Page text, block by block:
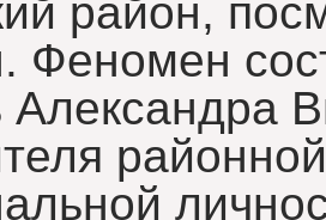
район,
Феномен
Александра